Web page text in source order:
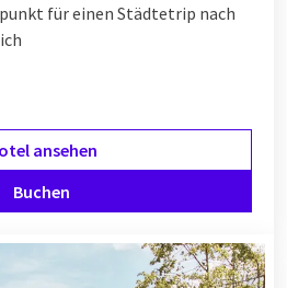
für einen Städtetrip nach
ansehen
Buchen